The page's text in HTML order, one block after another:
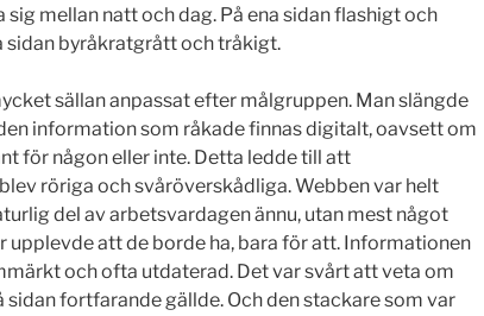
mellan natt och dag. På ena sidan flashigt och
sidan byråkratgrått och tråkigt.
sällan anpassat efter målgruppen. Man slängde
information som råkade finnas digitalt, oavsett om
för någon eller inte. Detta ledde till att
röriga och svåröverskådliga. Webben var helt
del av arbetsvardagen ännu, utan mest något
upplevde att de borde ha, bara för att. Informationen
och ofta utdaterad. Det var svårt att veta om
sidan fortfarande gällde. Och den stackare som var